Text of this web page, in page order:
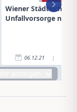
Wiener Städtische
Unfallvorsorge neu
06.12.21 |